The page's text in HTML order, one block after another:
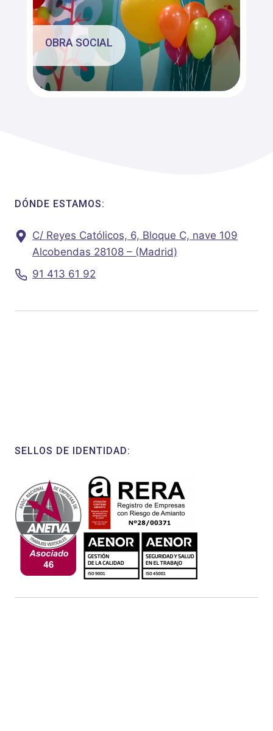
OBRA SOCIAL
DÓNDE ESTAMOS:
C/ Reyes Católicos, 6, Bloque C, nave 109
Alcobendas 28108 – (Madrid)
91 413 61 92
SELLOS DE IDENTIDAD: